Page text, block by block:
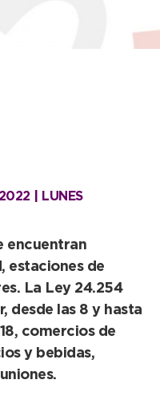
| LUNES
encuentran
estaciones de
La Ley 24.254
desde las 8 y hasta
comercios de
y bebidas,